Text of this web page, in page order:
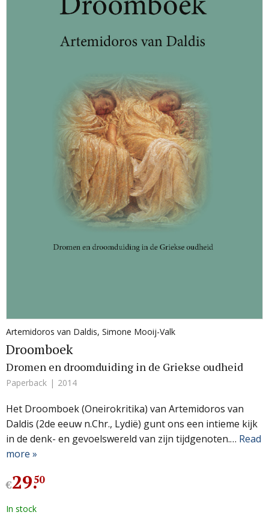
Artemidoros van Daldis, Simone Mooij-Valk
Droomboek
Dromen en droomduiding in de Griekse oudheid
Paperback 2014
Het Droomboek (Oneirokritika) van Artemidoros van
Daldis (2de eeuw n.Chr., Lydië) gunt ons een intieme kijk
in de denk- en gevoelswereld van zijn tijdgenoten.… Read
more »
€29.
50
In stock